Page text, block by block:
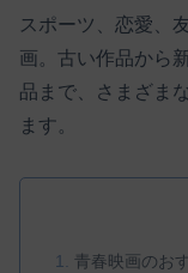
スポーツ、恋愛、
画。古い作品から
品まで、さまざまな
ます。
青春映画のお